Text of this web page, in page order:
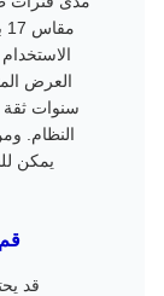
العرض
النظام.
يمكن
قد